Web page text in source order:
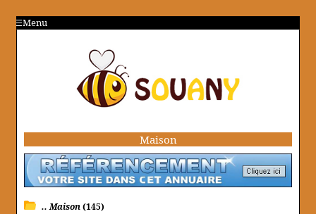
Menu
Maison
.. Maison(145)